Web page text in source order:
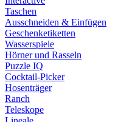
Taschen
Ausschneiden & Einfügen
Geschenketiketten
Wasserspiele
Hörner und Rasseln
Puzzle IQ
Cocktail-Picker
Hosenträger
Ranch
Teleskope